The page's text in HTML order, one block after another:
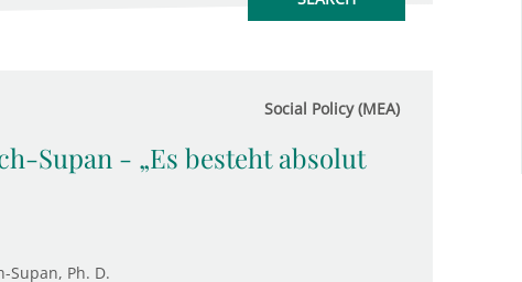
Social Policy (MEA)
Supan - „Es besteht absolut
Supan, Ph. D.